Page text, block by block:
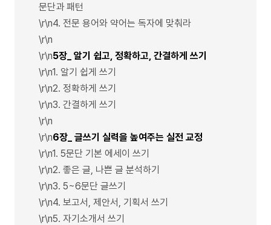
문단과 패턴
\r\n4. 전문 용어와 약어는 독자에 맞춰라
\r\n
\r\n5장_ 알기 쉽고, 정확하고, 간결하게 쓰기
\r\n1. 알기 쉽게 쓰기
\r\n2. 정확하게 쓰기
\r\n3. 간결하게 쓰기
\r\n
\r\n6장_ 글쓰기 실력을 높여주는 실전 교정
\r\n1. 5문단 기본 에세이 쓰기
\r\n2. 좋은 글, 나쁜 글 분석하기
\r\n3. 5~6문단 글쓰기
\r\n4. 보고서, 제안서, 기획서 쓰기
\r\n5. 자기소개서 쓰기